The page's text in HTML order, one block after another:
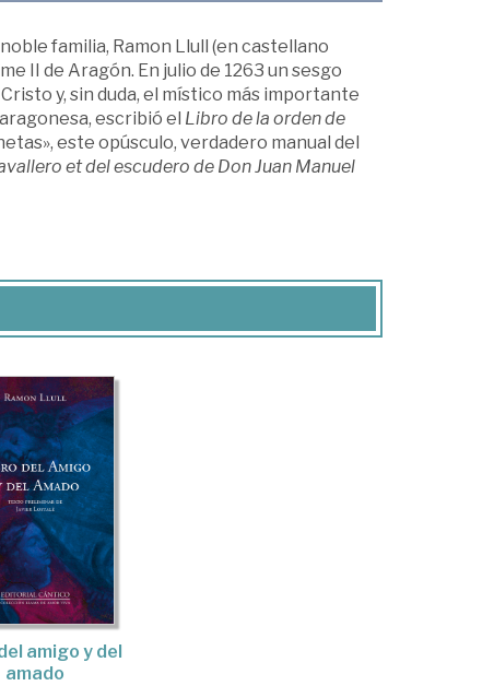
familia, Ramon Llull (en castellano
II de Aragón. En julio de 1263 un sesgo
y, sin duda, el místico más importante
escribió el Libro de la orden de
este opúsculo, verdadero manual del
et del escudero de Don Juan Manuel
amigo y del
amado